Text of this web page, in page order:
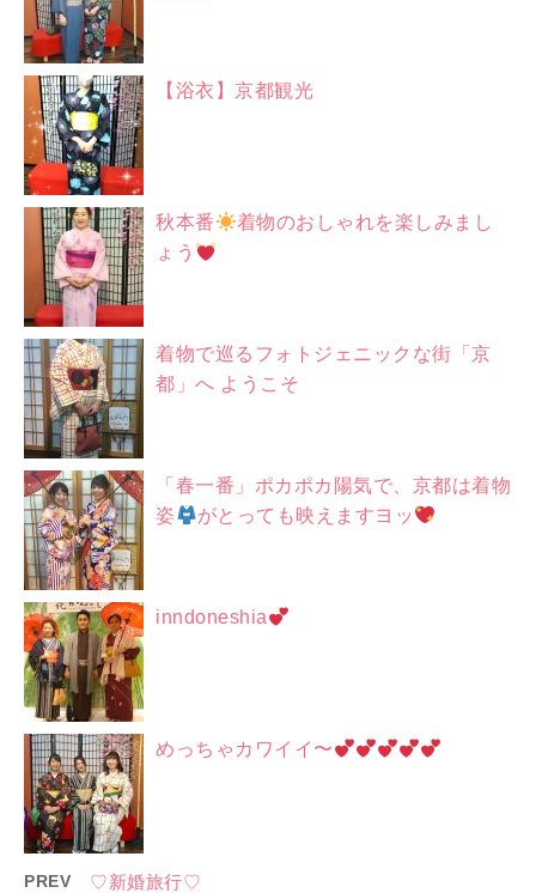
【浴衣】京都観光
秋本番
着物のおしゃれを楽しみまし
ょう
着物で巡るフォトジェニックな街「京
都」へ ようこそ
「春一番」ポカポカ陽気で、京都は着物
姿
がとっても映えますヨッ
inndoneshia
めっちゃカワイイ〜
PREV ♡新婚旅行♡